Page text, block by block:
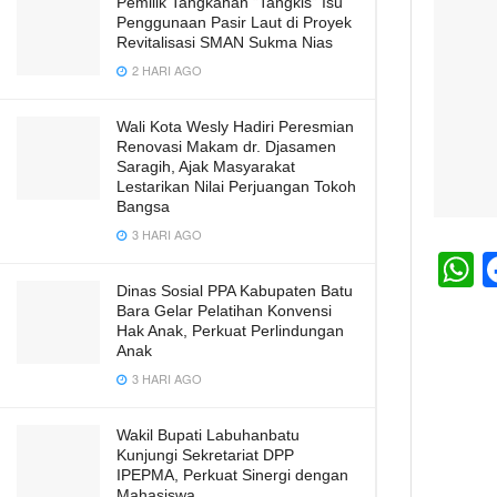
Penggunaan Pasir Laut di Proyek
Revitalisasi SMAN Sukma Nias
2 HARI AGO
Wali Kota Wesly Hadiri Peresmian
Renovasi Makam dr. Djasamen
Saragih, Ajak Masyarakat
Lestarikan Nilai Perjuangan Tokoh
Bangsa
3 HARI AGO
Dinas Sosial PPA Kabupaten Batu
Bara Gelar Pelatihan Konvensi
Hak Anak, Perkuat Perlindungan
Anak
3 HARI AGO
Wakil Bupati Labuhanbatu
Kunjungi Sekretariat DPP
IPEPMA, Perkuat Sinergi dengan
h